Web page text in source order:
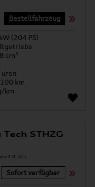
Bestellfahrzeug
(204 PS)
cm³
km
km
STHZG
Sofort verfügbar